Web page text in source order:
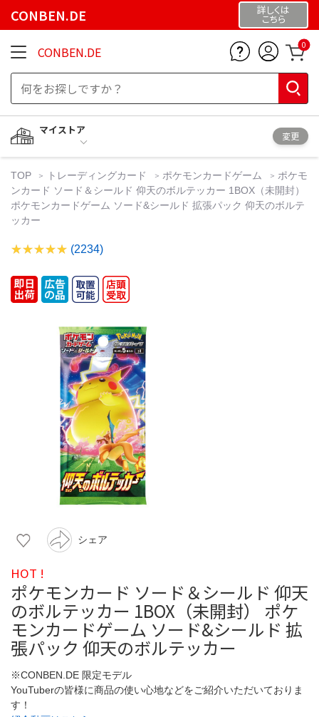
CONBEN.DE 詳しくは
こちら
CONBEN.DE 0
マイストア
変更
TOP トレーディングカード ポケモンカードゲーム
ポケモ
ンカード ソード＆シールド 仰天のボルテッカー 1BOX（未開封）
ポケモンカードゲーム ソード&シールド 拡張パック 仰天のボルテ
ッカー
(2234)
シェア
HOT !
ポケモンカード ソード＆シールド 仰天
のボルテッカー 1BOX（未開封） ポケ
モンカードゲーム ソード&シールド 拡
張パック 仰天のボルテッカー
※CONBEN.DE 限定モデル
YouTuberの皆様に商品の使い心地などをご紹介いただいておりま
す！